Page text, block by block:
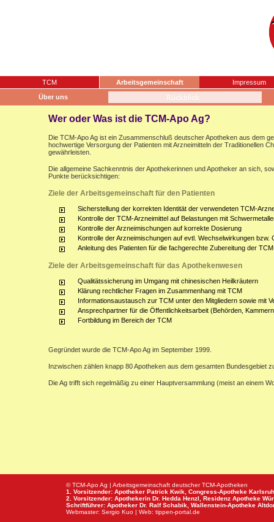
TCM Arbeitsgemeinschaft
Impressum
Über uns
Wer oder Was ist die TCM-Apo Ag?
Die TCM-Apo Ag ist ein Zusammenschluß deutscher Apotheken aus dem
hochwertige Versorgung der Patienten mit Arzneimitteln der Traditionellen
gewährleisten.
Die allgemeine Sachkenntnis der Apothekerinnen und Apotheker an sich,
Punkte berücksichtigen:
Ziele der Arbeitsgemeinschaft für den Patienten
Sicherstellung der korrekten Identität der verwendeten TCM-
Kontrolle der TCM-Arzneimittel auf Belastungen mit
Kontrolle der Arzneimischungen auf korrekte Dosierung
Kontrolle der Arzneimischungen auf evtl. Wechselwirkungen
Anleitung des Patienten für die fachgerechte Zubereitung der
Ziele der Arbeitsgemeinschaft für das Apothekenwesen
Qualitätssicherung im Umgang mit chinesischen Heilkräutern
Klärung rechtlicher Fragen im Zusammenhang mit TCM
Informationsaustausch zur TCM unter den Mitgliedern sowie mit
Ansprechpartner für die Öffentlichkeitsarbeit (Behörden,
Fortbildung im Bereich der TCM
Gegründet wurde die TCM-Apo Ag im September 1999.
Inzwischen zählen knapp 80 Apotheken aus dem gesamten Bundesgebiet
Die Ag trifft sich regelmäßig zu einer Hauptversammlung (meist an einem
© TCM-Apo Ag | Arbeitsgemeinschaft deutscher TCM-Apotheken
1. Vorsitzender: Apotheker Patrick Kwik, Congress-Apotheke
2. Vorsitzender: Apothekerin Dr. Hedda Henzl, Residenz Apotheke
Schriftführer: Apotheker Dr. Ralf Schabik, Wallenstein-Apotheke
Webmaster: Sergio Kuo | Web: tippen-portal.de